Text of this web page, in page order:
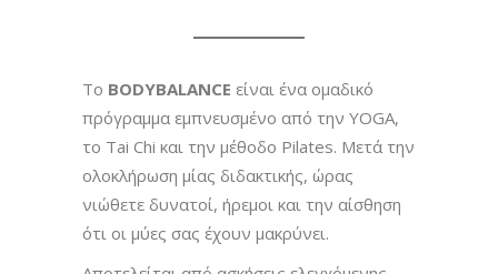
Το BODYBALANCE είναι ένα ομαδικό
πρόγραμμα εμπνευσμένο από την YOGA,
το Tai Chi και την μέθοδο Pilates. Μετά την
ολοκλήρωση μίας διδακτικής, ώρας
νιώθετε δυνατοί, ήρεμοι και την αίσθηση
ότι οι μύες σας έχουν μακρύνει.